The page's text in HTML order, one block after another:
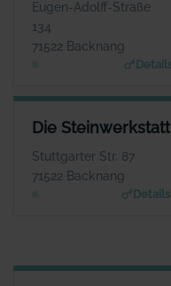
Eugen-Adolff-Straße
134
71522 Backnang
Die Steinwerkstatt
Stuttgarter Str. 87
71522 Backnang
Details
DIE STEINWERKSTATT
Herr Axel Groß
www.gross-steinwerkst
att.de